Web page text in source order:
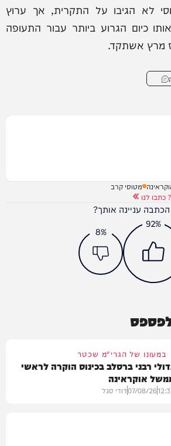
לא הגיבו על התקרית, אך ערוץ
כיום הגרוע ביותר עבור התעופה
מרץ אשתקד.
מטוסי קרב
לנו
הכתבה עניינה אותך?
92%
8%
במעונו של הגרי"מ שכטר
רבני ברסלב בכינוס הוקרה לראשי
אוקראינה
07/08/26דודי סגל